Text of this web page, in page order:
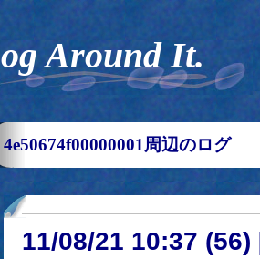
Log Around It.
4e50674f00000001周辺のログ
11/08/21 10:37 (56)